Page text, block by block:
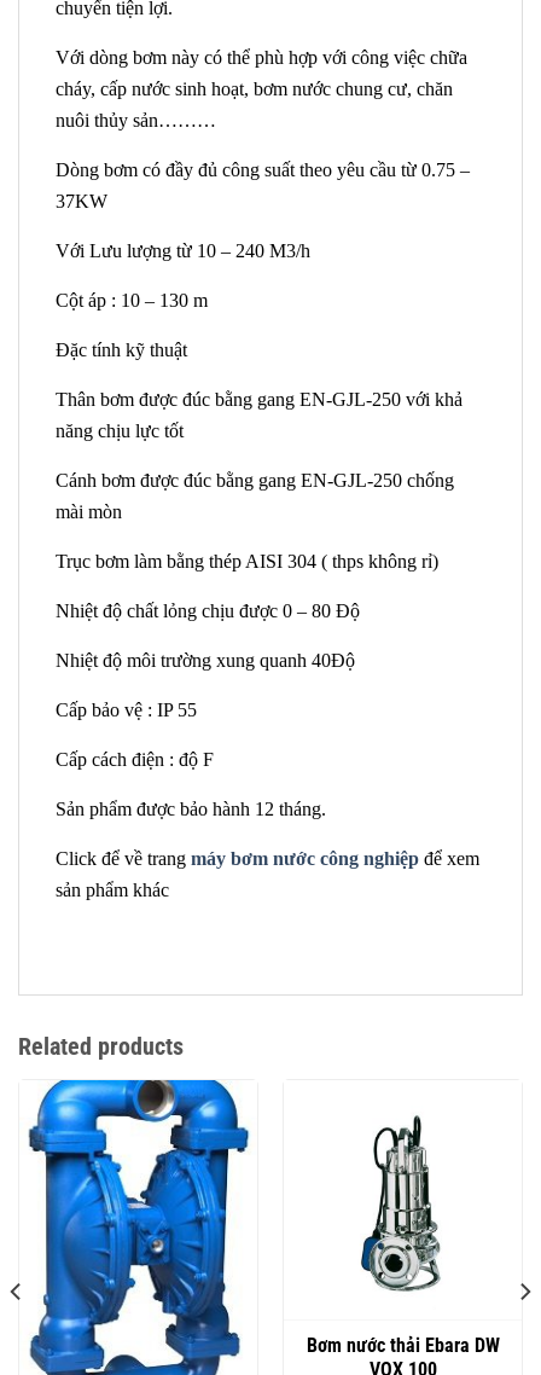
chuyển tiện lợi.
Với dòng bơm này có thể phù hợp với công việc chữa
cháy, cấp nước sinh hoạt, bơm nước chung cư, chăn
nuôi thủy sản………
Dòng bơm có đầy đủ công suất theo yêu cầu từ 0.75 –
37KW
Với Lưu lượng từ 10 – 240 M3/h
Cột áp : 10 – 130 m
Đặc tính kỹ thuật
Thân bơm được đúc bằng gang EN-GJL-250 với khả
năng chịu lực tốt
Cánh bơm được đúc bằng gang EN-GJL-250 chống
mài mòn
Trục bơm làm bằng thép AISI 304 ( thps không rỉ)
Nhiệt độ chất lỏng chịu được 0 – 80 Độ
Nhiệt độ môi trường xung quanh 40Độ
Cấp bảo vệ : IP 55
Cấp cách điện : độ F
Sản phẩm được bảo hành 12 tháng.
Click để về trang máy bơm nước công nghiệp để xem
sản phẩm khác
Related products
Bơm nước thải Ebara DW
VOX 100